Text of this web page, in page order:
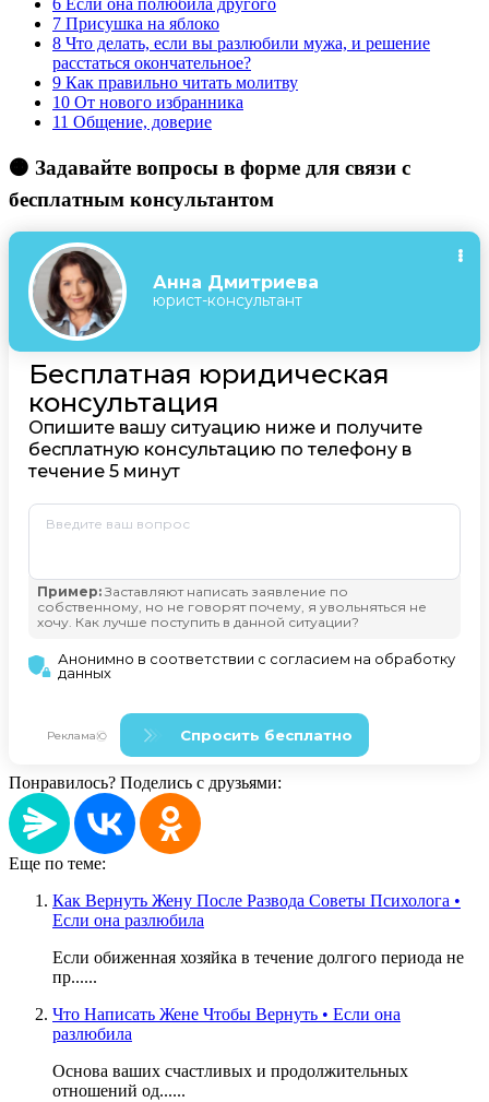
7 Присушка на яблоко
8 Что делать, если вы разлюбили мужа, и решение
расстаться окончательное?
9 Как правильно читать молитву
10 От нового избранника
11 Общение, доверие
🟠 Задавайте вопросы в форме для связи с
бесплатным консультантом
Понравилось? Поделись с друзьями:
Еще по теме:
Как Вернуть Жену После Развода Советы Психолога •
Если она разлюбила
Если обиженная хозяйка в течение долгого периода не
пр......
Что Написать Жене Чтобы Вернуть • Если она
разлюбила
Основа ваших счастливых и продолжительных
отношений од......